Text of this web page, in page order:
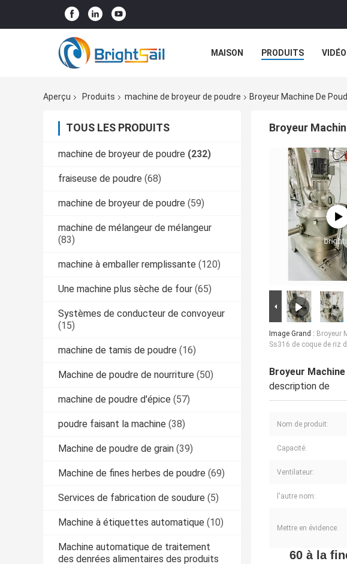
MAISON PRODUITS
Aperçu
Produits machine de broyeur de poudre Broyeur Machine De
TOUS LES PRODUITS
machine de broyeur de poudre (232)
fraiseuse de poudre (68)
machine de broyeur de poudre (59)
machine de mélangeur de mélangeur
(83)
machine à emballer remplissante (120)
Une machine plus sèche de four (65)
Systèmes de conducteur de convoyeur
(15)
machine de tamis de poudre (16)
Machine de poudre de nourriture (50)
machine de poudre d'épice (57)
poudre faisant la machine (38)
Machine de poudre de grain (39)
Machine de fines herbes de poudre (69)
Services de fabrication de soudure (5)
Machine à étiquettes automatique (10)
Machine automatique de traitement
des denrées alimentaires des produits
Broyeur
Image Grand : Broyeur
Ss316 de coque de riz
Broyeur
description de
Nom de produit:
Capacité:
Ventilateur:
l'autre nom:
Mettre en évidence:
60 à la